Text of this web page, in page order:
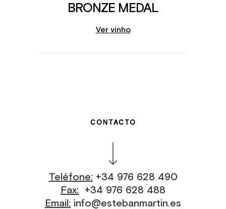
BRONZE MEDAL
Ver vinho
CONTACTO
Teléfone: +34 976 628 490
Fax: +34 976 628 488
Email: info@estebanmartin.es